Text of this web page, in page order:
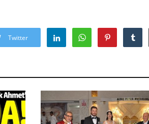
Twitter